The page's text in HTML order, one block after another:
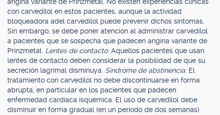
con carvedilol en estos pacientes, aunque la actividad
bloqueadora adel carvedilol puede prevenir dichos síntomas.
Sin embargo, se debe poner atención al administrar carvedilol
a pacientes que se sospecha que padecen angina variante de
Prinzmetal. Lentes de contacto:Aquellos pacientes que usan
lentes de contacto deben considerar la posibilidad de que su
secreción lagrimal disminuya. Síndrome de abstinencia: El
tratamiento con carvedilol no debe discontinuarse en forma
abrupta, en particular en los pacientes que padecen
enfermedad cardíaca isquémica. El uso de carvedilol debe
disminuir en forma gradual (en un período de dos semanas).